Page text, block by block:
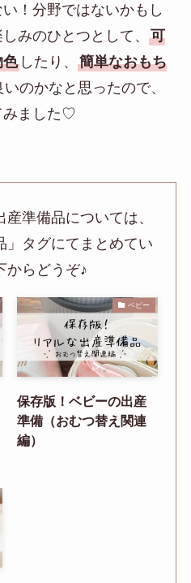
！分野ではないかもし
みのひとつとして、
可
色したり、 簡単なおもち
のかなと思ったので、
みました♡
準備品については、
」タグにてまとめてい
からどうぞ♪
ベビー
保存版！ベビーの出産
準備（おむつ替え関連
編）